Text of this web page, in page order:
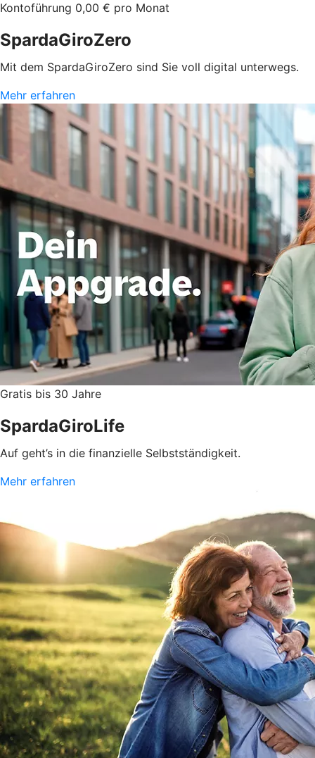
Kontoführung 0,00 € pro Monat
SpardaGiroZero
Mit dem SpardaGiroZero sind Sie voll digital unterwegs.
Mehr erfahren
Gratis bis 30 Jahre
SpardaGiroLife
Auf geht’s in die finanzielle Selbstständigkeit.
Mehr erfahren